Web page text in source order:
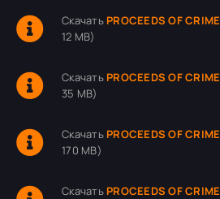
Скачать PROCEEDS OF CRIME
12 MB)
Скачать PROCEEDS OF CRIME
35 MB)
Скачать PROCEEDS OF CRIME
170 MB)
Скачать PROCEEDS OF CRIME